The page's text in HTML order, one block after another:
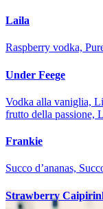
Laila
Raspberry vodka,
Under Feege
Vodka alla vaniglia,
frutto della passione,
Frankie
Succo d’ananas,
Strawberry